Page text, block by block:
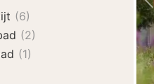
(6)
(2)
(1)